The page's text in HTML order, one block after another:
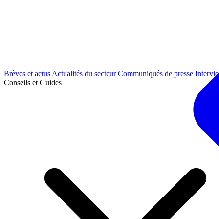
Brèves et actus Actualités du secteurCommuniqués de presse
Conseils et Guides